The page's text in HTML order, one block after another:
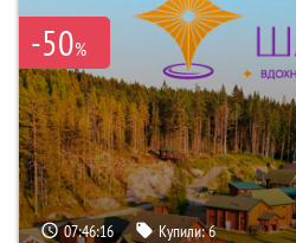
-50%
07:46:15 Купили:6